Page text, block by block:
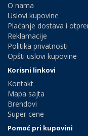
O nama
Uslovi kupovine
Plaćanje dostava i
Reklamacije
Politika privatnosti
Opšti uslovi kupovine
Korisni linkovi
Kontakt
Mapa sajta
Brendovi
Super cene
Pomoć pri kupovini